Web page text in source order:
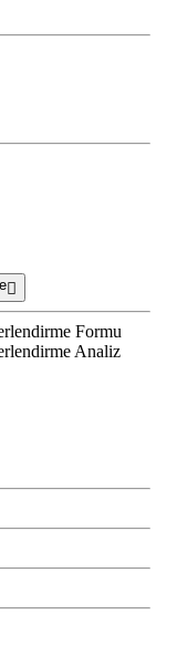
Formu
Analiz